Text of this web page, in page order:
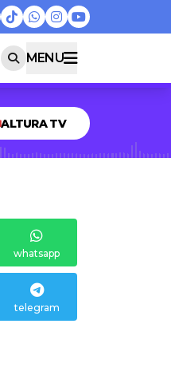
MENU
ALTURA TV
whatsapp
telegram